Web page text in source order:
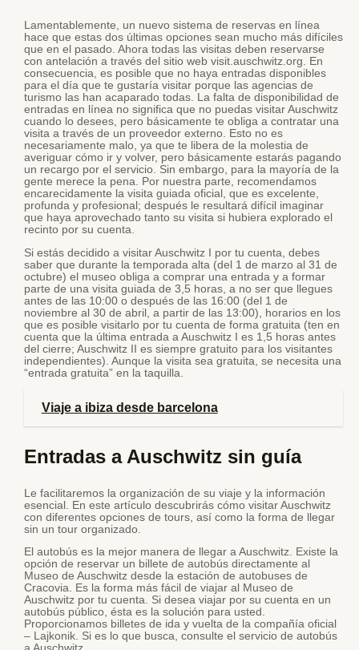
Lamentablemente, un nuevo sistema de reservas en línea
hace que estas dos últimas opciones sean mucho más difíciles
que en el pasado. Ahora todas las visitas deben reservarse
con antelación a través del sitio web visit.auschwitz.org. En
consecuencia, es posible que no haya entradas disponibles
para el día que te gustaría visitar porque las agencias de
turismo las han acaparado todas. La falta de disponibilidad de
entradas en línea no significa que no puedas visitar Auschwitz
cuando lo desees, pero básicamente te obliga a contratar una
visita a través de un proveedor externo. Esto no es
necesariamente malo, ya que te libera de la molestia de
averiguar cómo ir y volver, pero básicamente estarás pagando
un recargo por el servicio. Sin embargo, para la mayoría de la
gente merece la pena. Por nuestra parte, recomendamos
encarecidamente la visita guiada oficial, que es excelente,
profunda y profesional; después le resultará difícil imaginar
que haya aprovechado tanto su visita si hubiera explorado el
recinto por su cuenta.
Si estás decidido a visitar Auschwitz I por tu cuenta, debes
saber que durante la temporada alta (del 1 de marzo al 31 de
octubre) el museo obliga a comprar una entrada y a formar
parte de una visita guiada de 3,5 horas, a no ser que llegues
antes de las 10:00 o después de las 16:00 (del 1 de
noviembre al 30 de abril, a partir de las 13:00), horarios en los
que es posible visitarlo por tu cuenta de forma gratuita (ten en
cuenta que la última entrada a Auschwitz I es 1,5 horas antes
del cierre; Auschwitz II es siempre gratuito para los visitantes
independientes). Aunque la visita sea gratuita, se necesita una
“entrada gratuita” en la taquilla.
Viaje a ibiza desde barcelona
Entradas a Auschwitz sin guía
Le facilitaremos la organización de su viaje y la información
esencial. En este artículo descubrirás cómo visitar Auschwitz
con diferentes opciones de tours, así como la forma de llegar
sin un tour organizado.
El autobús es la mejor manera de llegar a Auschwitz. Existe la
opción de reservar un billete de autobús directamente al
Museo de Auschwitz desde la estación de autobuses de
Cracovia. Es la forma más fácil de viajar al Museo de
Auschwitz por tu cuenta. Si desea viajar por su cuenta en un
autobús público, ésta es la solución para usted.
Proporcionamos billetes de ida y vuelta de la compañía oficial
– Lajkonik. Si es lo que busca, consulte el servicio de autobús